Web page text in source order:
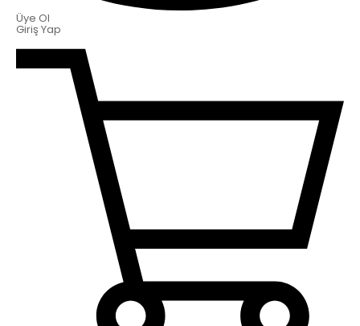
Üye Ol
Giriş Yap